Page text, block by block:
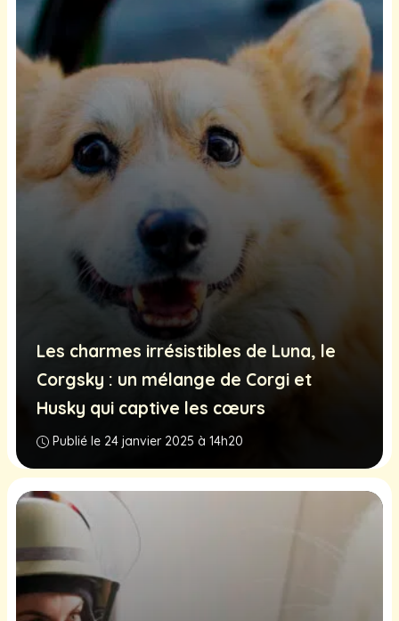
Les charmes irrésistibles de Luna, le
Corgsky : un mélange de Corgi et
Husky qui captive les cœurs
Publié le 24 janvier 2025 à 14h20